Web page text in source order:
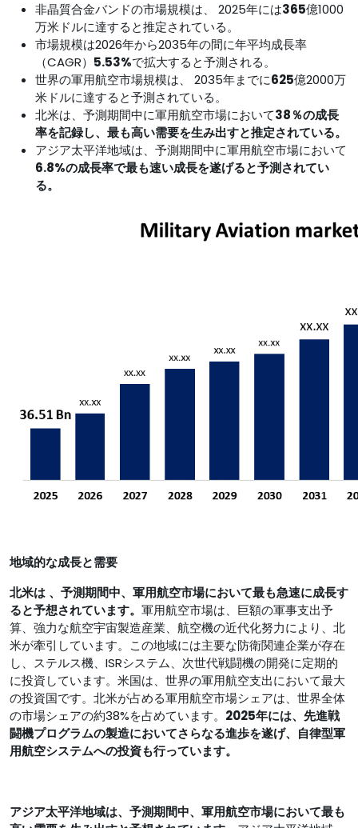
非晶質合金バンドの市場規模は、 2025年には365億1000
万米ドルに達すると推定されている。
市場規模は2026年から2035年の間に年平均成長率
（CAGR） 5.53%で拡大すると予測される。
世界の軍用航空市場規模は、 2035年までに625億2000万
米ドルに達すると予測されている。
北米は、予測期間中に軍用航空市場において38％の成長
率を記録し、最も高い需要を生み出すと推定されている。
アジア太平洋地域は、予測期間中に軍用航空市場において
6.8%の成長率で最も速い成長を遂げると予測されてい
る。
地域的な成長と需要
北米は 、予測期間中、軍用航空市場において最も急速に成長す
ると予想されています。 軍用航空市場は、巨額の軍事支出予
算、強力な航空宇宙製造産業、航空機の近代化努力により、北
米が牽引しています。この地域には主要な防衛関連企業が存在
し、ステルス機、ISRシステム、次世代戦闘機の開発に定期的
に投資しています。米国は、世界の軍用航空支出において最大
の投資国です。北米が占める軍用航空市場シェアは、世界全体
の市場シェアの約38%を占めています。 2025年には、先進戦
闘機プログラムの製造においてさらなる進歩を遂げ、自律型軍
用航空システムへの投資も行っています。
アジア太平洋地域は、予測期間中、 軍用航空市場において最も